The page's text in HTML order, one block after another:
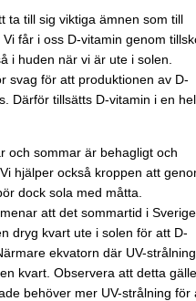
ta till sig viktiga ämnen som till
får i oss D-vitamin genom
i huden när vi är ute i solen.
svag för att produktionen av D-
Därför tillsätts D-vitamin i en hel
och sommar är behagligt och
hjälper också kroppen att
dock sola med måtta.
att det sommartid i
dryg kvart ute i solen för att D-
ekvatorn där UV-
kvart. Observera att detta
behöver mer UV-strålning för